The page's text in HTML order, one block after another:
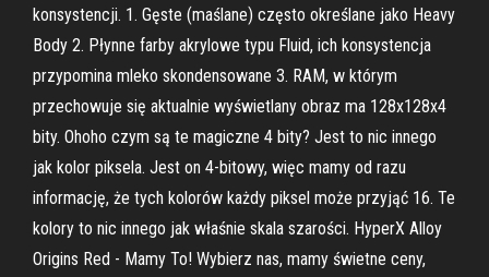
konsystencji. 1. Gęste (maślane) często określane jako Heavy
Body 2. Płynne farby akrylowe typu Fluid, ich konsystencja
przypomina mleko skondensowane 3. RAM, w którym
przechowuje się aktualnie wyświetlany obraz ma 128x128x4
bity. Ohoho czym są te magiczne 4 bity? Jest to nic innego
jak kolor piksela. Jest on 4-bitowy, więc mamy od razu
informację, że tych kolorów każdy piksel może przyjąć 16. Te
kolory to nic innego jak właśnie skala szarości. HyperX Alloy
Origins Red - Mamy To! Wybierz nas, mamy świetne ceny,